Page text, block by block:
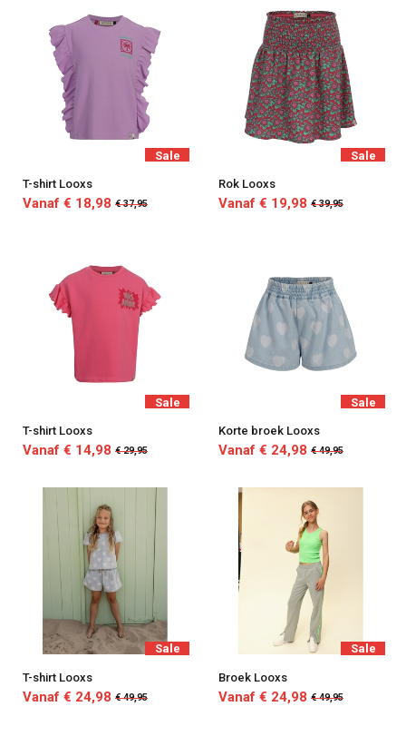
Sale
T-shirt Looxs
Vanaf € 18,98 € 37,95
Sale
Rok Looxs
Vanaf € 19,98 € 39,95
Sale
T-shirt Looxs
Vanaf € 14,98 € 29,95
Sale
Korte broek Looxs
Vanaf € 24,98 € 49,95
Sale
T-shirt Looxs
Vanaf € 24,98 € 49,95
Sale
Broek Looxs
Vanaf € 24,98 € 49,95